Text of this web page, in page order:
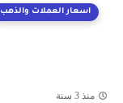
اسعار العملات والذهب
منذ 3 سنة